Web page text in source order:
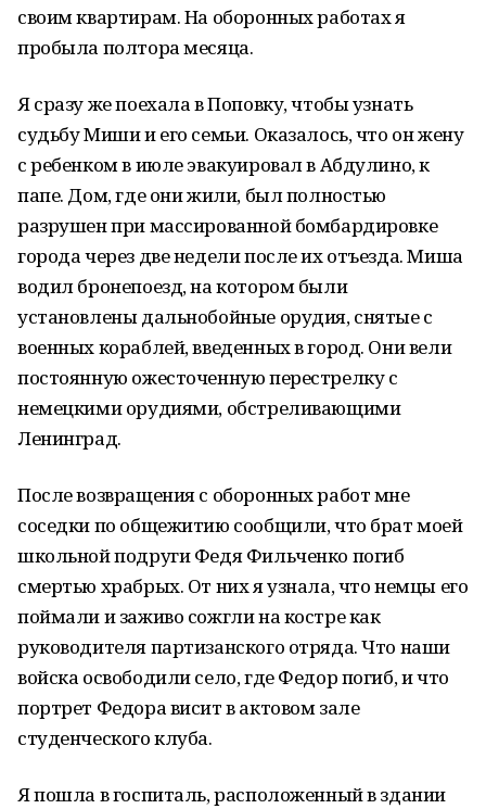
своим квартирам. На оборонных работах я
пробыла полтора месяца.
Я сразу же поехала в Поповку, чтобы узнать
судьбу Миши и его семьи. Оказалось, что он жену
с ребенком в июле эвакуировал в Абдулино, к
папе. Дом, где они жили, был полностью
разрушен при массированной бомбардировке
города через две недели после их отъезда. Миша
водил бронепоезд, на котором были
установлены дальнобойные орудия, снятые с
военных кораблей, введенных в город. Они вели
постоянную ожесточенную перестрелку с
немецкими орудиями, обстреливающими
Ленинград.
После возвращения с оборонных работ мне
соседки по общежитию сообщили, что брат моей
школьной подруги Федя Фильченко погиб
смертью храбрых. От них я узнала, что немцы его
поймали и заживо сожгли на костре как
руководителя партизанского отряда. Что наши
войска освободили село, где Федор погиб, и что
портрет Федора висит в актовом зале
студенческого клуба.
Я пошла в госпиталь, расположенный в здании